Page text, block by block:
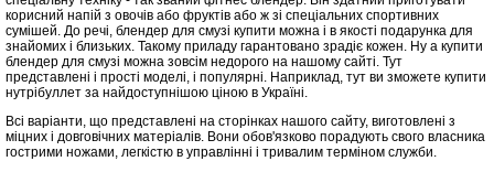
корисний напій з овочів або фруктів або ж зі спеціальних спортивних
сумішей. До речі, блендер для смузі купити можна і в якості подарунка для
знайомих і близьких. Такому приладу гарантовано зрадіє кожен. Ну а купити
блендер для смузі можна зовсім недорого на нашому сайті. Тут
представлені і прості моделі, і популярні. Наприклад, тут ви зможете купити
нутрібуллет за найдоступнішою ціною в Україні.
Всі варіанти, що представлені на сторінках нашого сайту, виготовлені з
міцних і довговічних матеріалів. Вони обов'язково порадують свого власника
гострими ножами, легкістю в управлінні і тривалим терміном служби.